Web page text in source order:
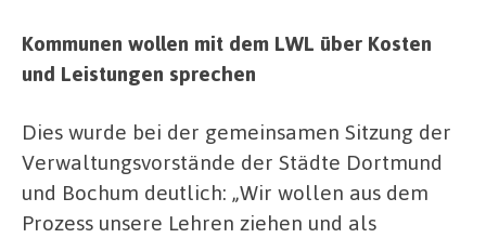
Kommunen wollen mit dem LWL über Kosten
und Leistungen sprechen
Dies wurde bei der gemeinsamen Sitzung der
Verwaltungsvorstände der Städte Dortmund
und Bochum deutlich: „Wir wollen aus dem
Prozess unsere Lehren ziehen und als